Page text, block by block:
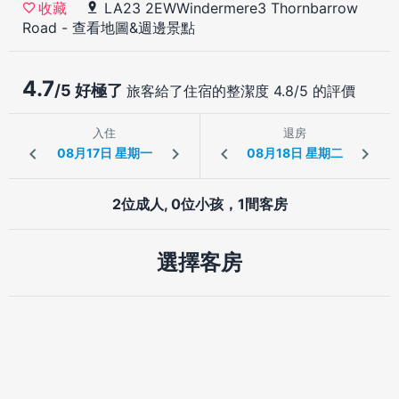
收藏
LA23 2EWWindermere3 Thornbarrow
Road - 查看地圖&週邊景點
4.7/5 好極了 旅客給了住宿的整潔度 4.8/5 的評價
入住 退房
2位成人, 0位小孩，1間客房
選擇客房